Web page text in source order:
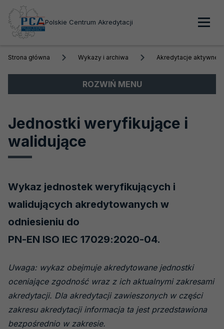
Polskie Centrum Akredytacji
Strona główna Wykazy i archiwa Akredytacje aktywne
ROZWIŃ MENU
Wykazy i archiwa
Akredytacje aktywne
Laboratoria badawcze
Laboratoria medyczne
Laboratoria wzorcujące
Jednostki certyfikujące osoby
zarządzania
Jednostki certyfikujące wyroby, procesy i
usługi
Jednostki inspekcyjne
Jednostki weryfikujące i
walidujące
Wykaz jednostek weryfikujących i
walidujących akredytowanych w
odniesieniu do
PN-EN ISO IEC 17029:2020-04.
Uwaga: wykaz obejmuje akredytowane jednostki
oceniające zgodność wraz z ich aktualnymi zakresami
akredytacji. Dla akredytacji zawieszonych w części
zakresu akredytacji informacja ta jest przedstawiona
bezpośrednio w zakresie.